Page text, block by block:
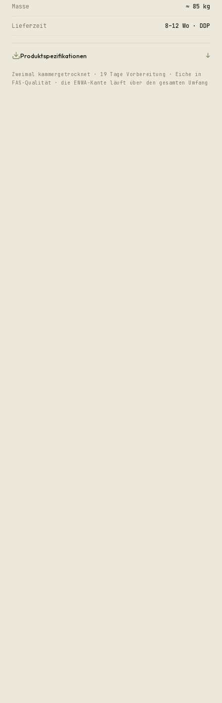
Masse ≈ 85 kg
Lieferzeit 8–12 Wo · DDP
Produktspezifikationen ↓
Zweimal kammergetrocknet · 19 Tage Vorbereitung · Eiche in
FAS-Qualität · die ENWA-Kante läuft über den gesamten Umfang